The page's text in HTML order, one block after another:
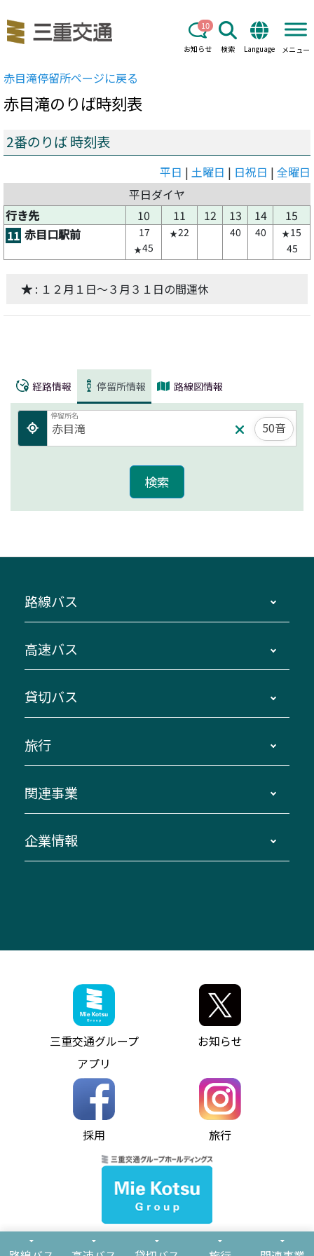
お知らせ
10
検索 Language メニュー
赤目滝停留所ページに戻る
赤目滝のりば時刻表
2番のりば 時刻表
平日 | 土曜日 | 日祝日 | 全曜日
平日ダイヤ
行き先
10 11 12 13 14
15
11 赤目口駅前 17
★45
★22 40 40 ★15
45
★ : １２月１日～３月３１日の間運休
経路情報 停留所情報 路線図情報
停留所名
50音
路線バス
主要停留所案内図・時刻表
路線バスのご利用方法
三重交通接近情報バスロケーションシステム
ダイヤ改正情報
迂回・休止について
臨時バスについて
伊勢二見鳥羽周遊バスCANばす
「みえブルーライン」（三重大学病院直通バ
神都ライナー
ミジュマルのラッピングバス（鈴鹿管内）
参宮バス
神都バス
パールシャトル
バス情報の見える化
コミュニティバス
バス・タクシー交通広告
異常事態発生時のお願い
高速バス
南紀・VISON～横浜・東京・埼玉
伊賀～名古屋
南紀～VISON～名古屋
湯の山温泉～名古屋
桑名・長島温泉・金城ふ頭駅～中部国際空港
（休止中）
お客様駐車場のご案内
アイコンの説明
インターネット予約
よくあるご質問
お問い合わせ
貸切バス
貸切バスのご利用について
お問い合わせ
旅行
貸切バス団体旅行
美し国周遊ばす
関連事業
自家用自動車車両運行管理
ザ・バスコレクション三重交通バスセット
三重交通公式グッズ
企業情報
ファンコーナー
お問い合わせ
お知らせ・最新情報一覧
ニュースリリース
お問い合わせ
個人情報保護方針
ソーシャルメディア運用ポリシー
ホームページのご利用にあたって
Notes for Using this Website
サイトマップ
三重交通グループ
アプリ
お知らせ
採用 旅行
© Mie Kotsu Co.,Ltd.